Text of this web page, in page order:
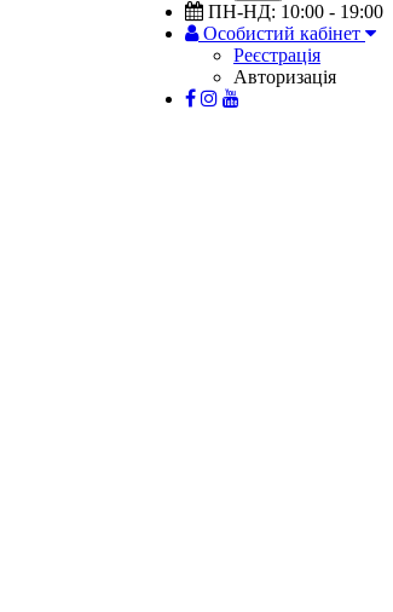
ПН-НД: 10:00 - 19:00
Особистий кабінет
Реєстрація
Авторизація